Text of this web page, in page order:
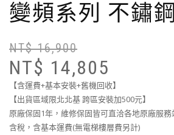
變頻系列 不鏽
NT$16,900
NT$ 14,805
【含運費+基本安裝+舊機回收】
【出貨區域限北北基 跨區安裝加500元】
原廠保固1年，維修保固皆可直洽各地原廠服務
含稅，含基本運費(無電梯樓層費另計)